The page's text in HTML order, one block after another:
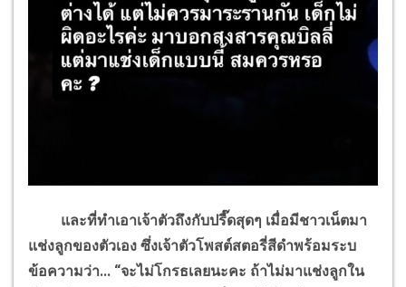
และที่ทำเอาเจ้าตัวถึงกับปรี๊ดสุดๆ เมื่อมีชาวเน็ตมา
แช่งลูกของตัวเอง ซึ่งเจ้าตัวโพสต์สตอรี่สีดำพร้อมระบ
ข้อความว่า... “จะไม่โกรธเลยนะคะ ถ้าไม่มาแช่งลูกใน